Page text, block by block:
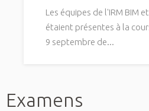
Les équipes de l'IRM BIM
étaient présentes à la
9 septembre de...
Examens